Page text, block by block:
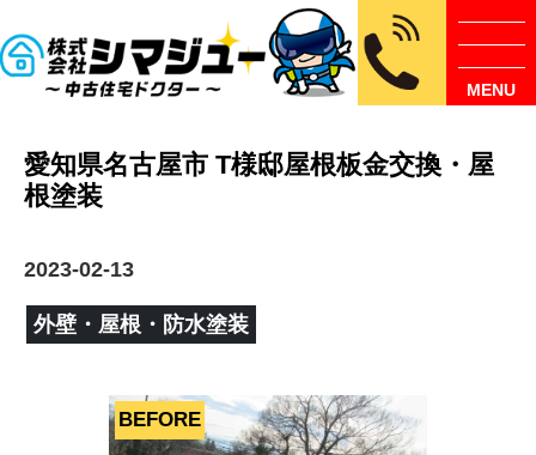
MENU
愛知県名古屋市 T様邸屋根板金交換・屋
根塗装
2023-02-13
外壁・屋根・防水塗装